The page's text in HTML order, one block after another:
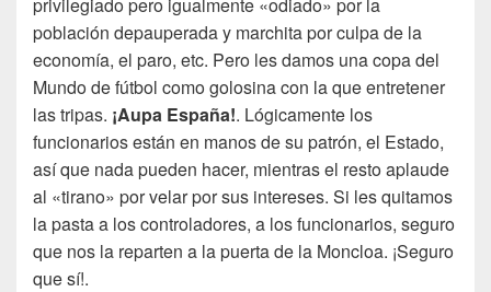
población depauperada y marchita por culpa de la
economía, el paro, etc. Pero les damos una copa del
Mundo de fútbol como golosina con la que entretener
las tripas. ¡Aupa España!. Lógicamente los
funcionarios están en manos de su patrón, el Estado,
así que nada pueden hacer, mientras el resto aplaude
al «tirano» por velar por sus intereses. Si les quitamos
la pasta a los controladores, a los funcionarios, seguro
que nos la reparten a la puerta de la Moncloa. ¡Seguro
que sí!.